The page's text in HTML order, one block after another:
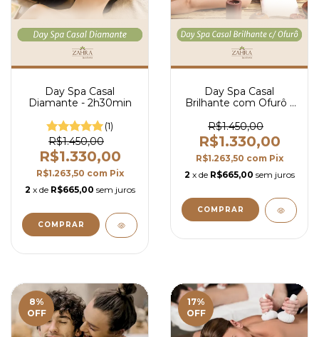
Day Spa Casal
Diamante - 2h30min
(1)
R$1.450,00
R$1.330,00
R$1.263,50 com Pix
2 x de R$665,00 sem juros
Day Spa Casal
Brilhante com Ofurô -
R$1.450,00
R$1.330,00
R$1.263,50 com Pix
2 x de R$665,00 sem juros
8%
OFF
17%
OFF